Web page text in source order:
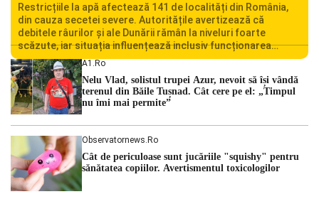
Restricțiile la apă afectează 141 de localități din România,
din cauza secetei severe. Autoritățile avertizează că
debitele râurilor și ale Dunării rămân la niveluri foarte
scăzute, iar situația influențează inclusiv funcționarea
Centralei Nucleare de la Cernavodă. România se confruntă
cu una dintre cele mai dificile perioade din punct de vedere
hidrologic din ultimii ani. Lipsa […]
A1.ro
Nelu Vlad, solistul trupei Azur, nevoit să își vândă
terenul din Băile Tușnad. Cât cere pe el: „Timpul
nu îmi mai permite”
Observatornews.ro
Cât de periculoase sunt jucăriile "squishy" pentru
sănătatea copiilor. Avertismentul toxicologilor